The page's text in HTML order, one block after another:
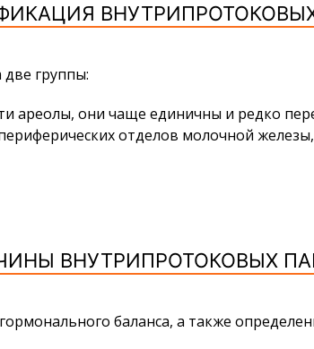
группы:
ареолы, они чаще единичны и редко
отделов молочной
ВНУТРИПРОТОКОВЫХ
баланса, а также